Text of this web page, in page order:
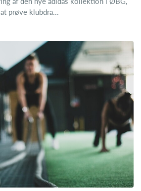
prøve klubdra...